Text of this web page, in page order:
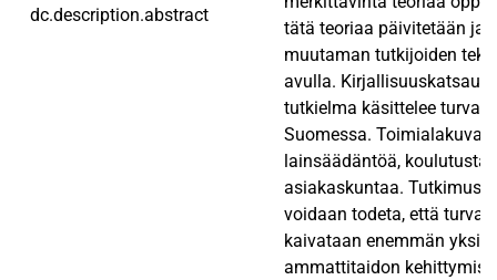
dc.description.abstract
tätä teoriaa päivitetään ja
muutaman tutkijoiden
avulla.
tutkielma käsittelee
Suomessa.
lainsäädäntöä, koulutusta
asiakaskuntaa.
voidaan todeta, että
kaivataan enemmän
ammattitaidon